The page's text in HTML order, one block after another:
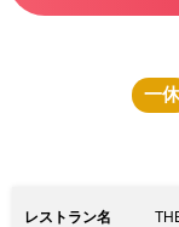
一休
レストラン名